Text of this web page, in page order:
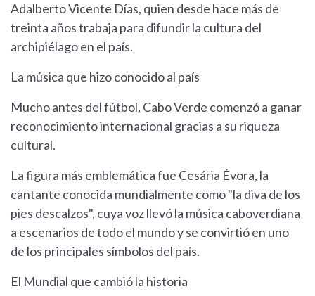
Adalberto Vicente Días, quien desde hace más de
treinta años trabaja para difundir la cultura del
archipiélago en el país.
La música que hizo conocido al país
Mucho antes del fútbol, Cabo Verde comenzó a ganar
reconocimiento internacional gracias a su riqueza
cultural.
La figura más emblemática fue Cesária Évora, la
cantante conocida mundialmente como "la diva de los
pies descalzos", cuya voz llevó la música caboverdiana
a escenarios de todo el mundo y se convirtió en uno
de los principales símbolos del país.
El Mundial que cambió la historia